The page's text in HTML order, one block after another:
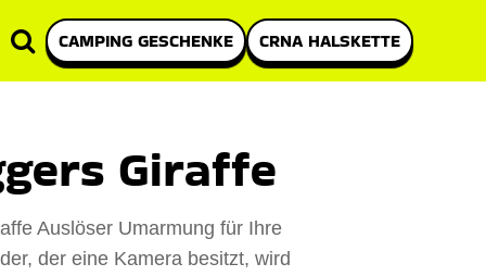
CAMPING GESCHENKE CRNA HALSKETTE
Giraffe
Auslöser Umarmung für Ihre
der eine Kamera besitzt, wird